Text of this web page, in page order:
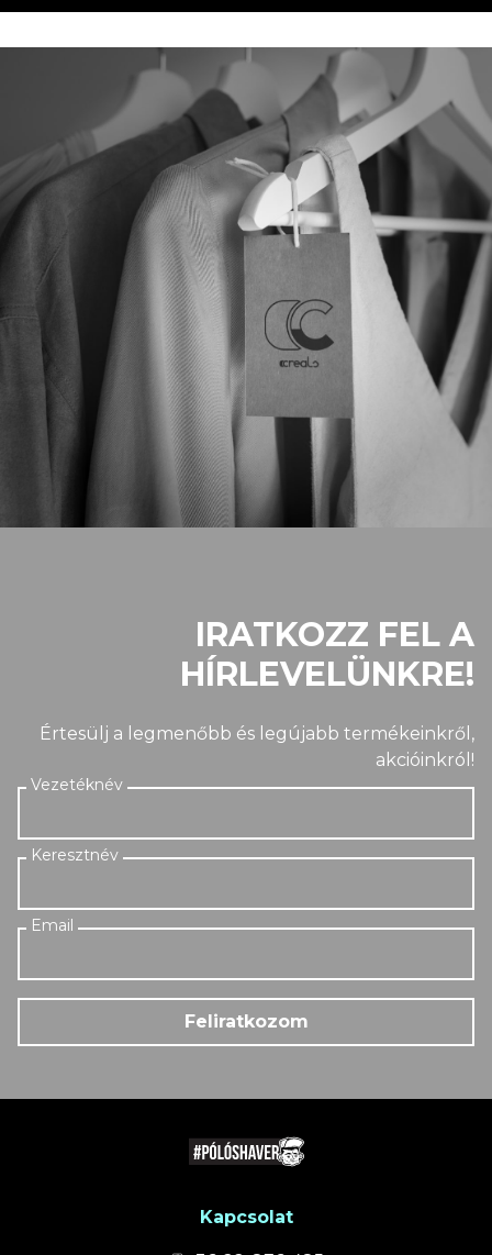
IRATKOZZ FEL A
HÍRLEVELÜNKRE!
Értesülj a legmenőbb és legújabb termékeinkről,
akcióinkról!
Feliratkozom
Kapcsolat